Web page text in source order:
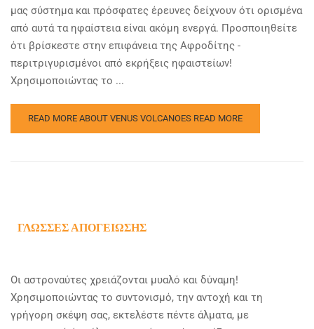
μας σύστημα και πρόσφατες έρευνες δείχνουν ότι ορισμένα
από αυτά τα ηφαίστεια είναι ακόμη ενεργά. Προσποιηθείτε
ότι βρίσκεστε στην επιφάνεια της Αφροδίτης -
περιτριγυρισμένοι από εκρήξεις ηφαιστείων!
Χρησιμοποιώντας το ...
READ MORE ABOUT VENUS VOLCANOES READ MORE
ΓΛΏΣΣΕΣ ΑΠΟΓΕΊΩΣΗΣ
Οι αστροναύτες χρειάζονται μυαλό και δύναμη!
Χρησιμοποιώντας το συντονισμό, την αντοχή και τη
γρήγορη σκέψη σας, εκτελέστε πέντε άλματα, με